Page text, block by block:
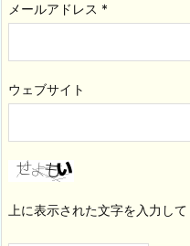
メールアドレス *
ウェブサイト
上に表示された文字を入力して